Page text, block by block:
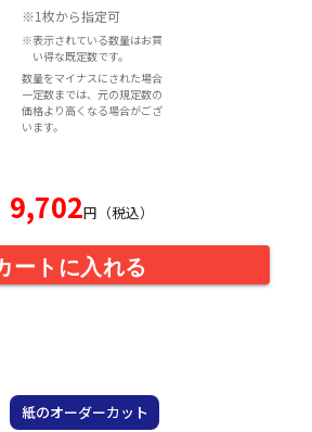
※1枚から指定可
※表示されている数量はお買
い得な既定数です。
数量をマイナスにされた場合
一定数までは、元の規定数の
価格より高くなる場合がござ
います。
9,702円（税込）
ートに入れる
紙のオーダーカット